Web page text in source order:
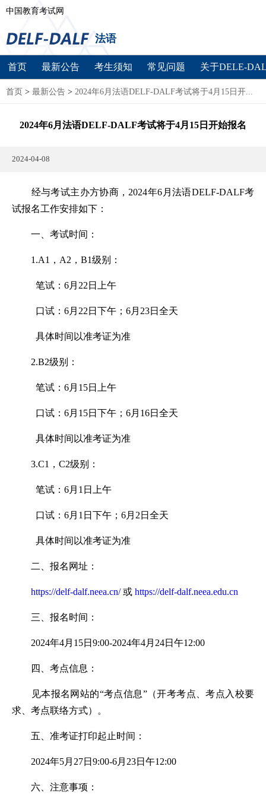
中国教育考试网
法语
首页 最新公告 考生须知 常见问题 关于DELE-
首页 > 最新公告 > 2024年6月法语DELF-DALF考试将于4月15日开...
2024年6月法语DELF-DALF考试将于4月15日开始报名
2024-04-08
经与考试主办方协商，2024年6月法语DELF-DALF考
试报名工作安排如下：
一、考试时间：
1.A1，A2，B1级别：
笔试：6月22日上午
口试：6月22日下午；6月23日全天
具体时间以准考证为准
2.B2级别：
笔试：6月15日上午
口试：6月15日下午；6月16日全天
具体时间以准考证为准
3.C1，C2级别：
笔试：6月1日上午
口试：6月1日下午；6月2日全天
具体时间以准考证为准
二、报名网址：
https://delf-dalf.neea.cn/或 https://delf-dalf.neea.edu.cn
三、报名时间：
2024年4月15日9:00-2024年4月24日午12:00
四、考点信息：
见本报名网站的“考点信息”（开考考点、考点入校要
求、考点联络方式）。
五、准考证打印起止时间：
2024年5月27日9:00-6月23日午12:00
六、注意事项：